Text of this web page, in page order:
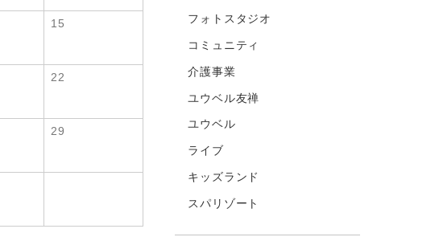
15
22
29
フォトスタジオ
コミュニティ
介護事業
ユウベル友禅
ユウベル
ライブ
キッズランド
スパリゾート